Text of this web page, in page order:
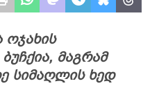
ოჯახის
მაგრამ
სიმაღლის ხედ